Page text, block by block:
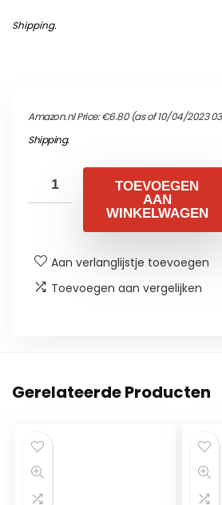
Shipping.
Amazon.nl Price:€6.80(as of 10/04/2023
Shipping.
TOEVOEGEN
AAN
WINKELWAGEN
Aan verlanglijstje toevoegen
Toevoegen aan vergelijken
Gerelateerde Producten